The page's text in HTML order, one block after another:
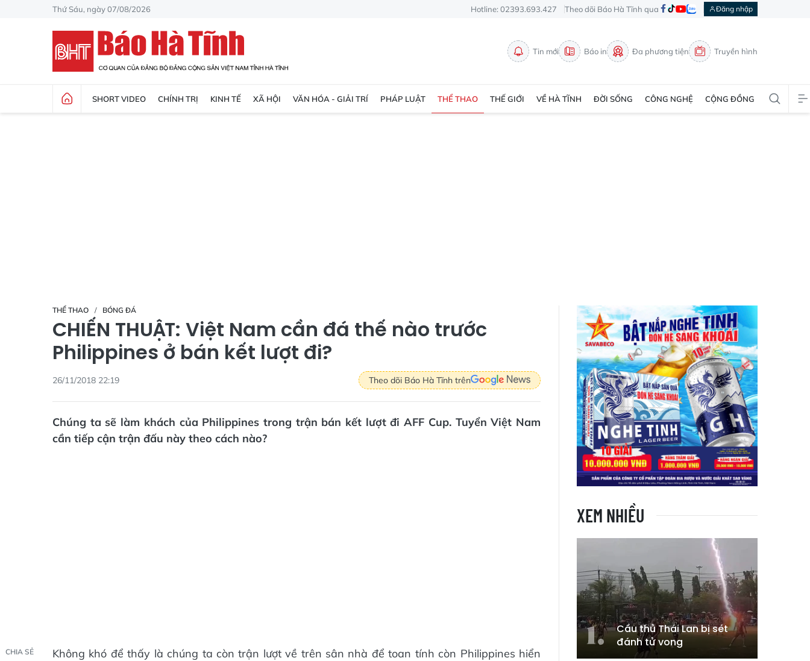
Thứ Sáu, ngày 07/08/2026 Hotline: 02393.693.427 Theo dõi Báo Hà Tĩnh qua Đăng nhập
Tin mới Báo in Đa phương tiện Truyền hình
SHORT VIDEO CHÍNH TRỊ KINH TẾ XÃ HỘI VĂN HÓA - GIẢI TRÍ PHÁP LUẬT THỂ THAO THẾ GIỚI VỀ HÀ TĨNH ĐỜI SỐNG CÔNG NGHỆ CỘNG ĐỒNG
THỂ THAO BÓNG ĐÁ
CHIẾN THUẬT: Việt Nam cần đá thế nào trước
Philippines ở bán kết lượt đi?
26/11/2018 22:19 Theo dõi Báo Hà Tĩnh trên
Chúng ta sẽ làm khách của Philippines trong trận bán kết lượt đi AFF Cup. Tuyển Việt Nam
cần tiếp cận trận đấu này theo cách nào?
CHIA SẺ
Không khó để thấy là chúng ta còn trận lượt về trên sân nhà để toan tính còn Philippines hiển
XEM NHIỀU
Cầu thủ Thái Lan bị sét
đánh tử vong